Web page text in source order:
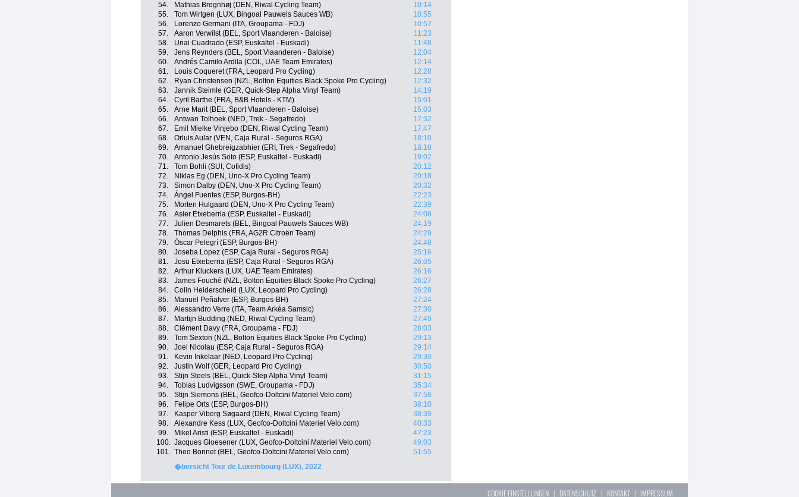
54.
Mathias Bregnhøj (DEN, Riwal Cycling Team)
10:14
55.
Tom Wirtgen (LUX, Bingoal Pauwels Sauces WB)
10:55
56.
Lorenzo Germani (ITA, Groupama - FDJ)
10:57
57.
Aaron Verwilst (BEL, Sport Vlaanderen - Baloise)
11:23
58.
Unai Cuadrado (ESP, Euskaltel - Euskadi)
11:48
59.
Jens Reynders (BEL, Sport Vlaanderen - Baloise)
12:04
60.
Andrés Camilo Ardila (COL, UAE Team Emirates)
12:14
61.
Louis Coqueret (FRA, Leopard Pro Cycling)
12:28
62.
Ryan Christensen (NZL, Bolton Equities Black Spoke Pro Cycling)
12:32
63.
Jannik Steimle (GER, Quick-Step Alpha Vinyl Team)
14:19
64.
Cyril Barthe (FRA, B&B Hotels - KTM)
15:01
65.
Arne Marit (BEL, Sport Vlaanderen - Baloise)
15:03
66.
Antwan Tolhoek (NED, Trek - Segafredo)
17:32
67.
Emil Mielke Vinjebo (DEN, Riwal Cycling Team)
17:47
68.
Orluis Aular (VEN, Caja Rural - Seguros RGA)
18:10
69.
Amanuel Ghebreigzabhier (ERI, Trek - Segafredo)
18:18
70.
Antonio Jesús Soto (ESP, Euskaltel - Euskadi)
19:02
71.
Tom Bohli (SUI, Cofidis)
20:12
72.
Niklas Eg (DEN, Uno-X Pro Cycling Team)
20:18
73.
Simon Dalby (DEN, Uno-X Pro Cycling Team)
20:32
74.
Ángel Fuentes (ESP, Burgos-BH)
22:23
75.
Morten Hulgaard (DEN, Uno-X Pro Cycling Team)
22:39
76.
Asier Etxeberria (ESP, Euskaltel - Euskadi)
24:08
77.
Julien Desmarets (BEL, Bingoal Pauwels Sauces WB)
24:19
78.
Thomas Delphis (FRA, AG2R Citroën Team)
24:29
79.
Óscar Pelegrí (ESP, Burgos-BH)
24:48
80.
Joseba Lopez (ESP, Caja Rural - Seguros RGA)
25:16
81.
Josu Etxeberria (ESP, Caja Rural - Seguros RGA)
26:05
82.
Arthur Kluckers (LUX, UAE Team Emirates)
26:16
83.
James Fouché (NZL, Bolton Equities Black Spoke Pro Cycling)
26:27
84.
Colin Heiderscheid (LUX, Leopard Pro Cycling)
26:28
85.
Manuel Peñalver (ESP, Burgos-BH)
27:24
86.
Alessandro Verre (ITA, Team Arkéa Samsic)
27:30
87.
Martijn Budding (NED, Riwal Cycling Team)
27:49
88.
Clément Davy (FRA, Groupama - FDJ)
28:03
89.
Tom Sexton (NZL, Bolton Equities Black Spoke Pro Cycling)
29:13
90.
Joel Nicolau (ESP, Caja Rural - Seguros RGA)
29:14
91.
Kevin Inkelaar (NED, Leopard Pro Cycling)
29:30
92.
Justin Wolf (GER, Leopard Pro Cycling)
30:50
93.
Stijn Steels (BEL, Quick-Step Alpha Vinyl Team)
31:15
94.
Tobias Ludvigsson (SWE, Groupama - FDJ)
35:34
95.
Stijn Siemons (BEL, Geofco-Doltcini Materiel Velo.com)
37:58
96.
Felipe Orts (ESP, Burgos-BH)
38:10
97.
Kasper Viberg Søgaard (DEN, Riwal Cycling Team)
38:39
98.
Alexandre Kess (LUX, Geofco-Doltcini Materiel Velo.com)
40:33
99.
Mikel Aristi (ESP, Euskaltel - Euskadi)
47:23
100. Jacques Gloesener (LUX, Geofco-Doltcini Materiel Velo.com)
49:03
101. Theo Bonnet (BEL, Geofco-Doltcini Materiel Velo.com)
51:55
�bersicht Tour de Luxembourg (LUX), 2022
COOKIE EINSTELLUNGEN | DATENSCHUTZ | KONTAKT| IMPRESSUM